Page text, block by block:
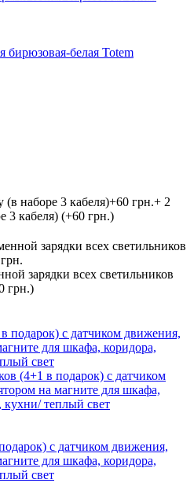
бирюзовая-белая Totem
+ 2
3 кабеля) (+60 грн.)
зарядки всех светильников
грн.)
с датчиком движения,
для шкафа, коридора,
свет